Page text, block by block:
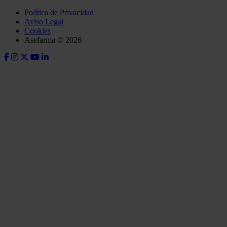
Política de Privacidad
Aviso Legal
Cookies
Asefarma © 2026